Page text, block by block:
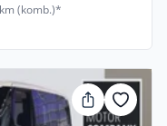
(komb.)*